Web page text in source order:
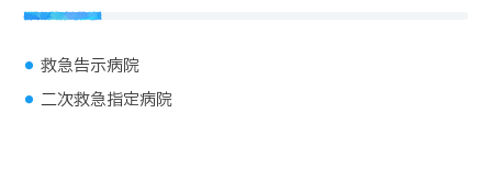
救急告示病院
二次救急指定病院